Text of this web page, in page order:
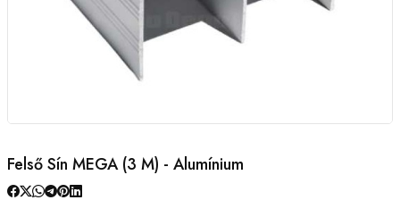
Felső Sín MEGA (3 M) - Alumínium